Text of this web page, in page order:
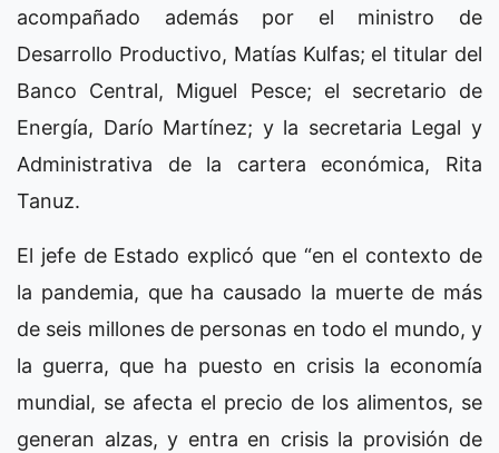
acompañado además por el ministro de
Desarrollo Productivo, Matías Kulfas; el titular del
Banco Central, Miguel Pesce; el secretario de
Energía, Darío Martínez; y la secretaria Legal y
Administrativa de la cartera económica, Rita
Tanuz.
El jefe de Estado explicó que “en el contexto de
la pandemia, que ha causado la muerte de más
de seis millones de personas en todo el mundo, y
la guerra, que ha puesto en crisis la economía
mundial, se afecta el precio de los alimentos, se
generan alzas, y entra en crisis la provisión de